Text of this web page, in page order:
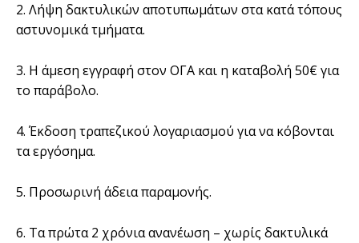
2. Λήψη δακτυλικών αποτυπωμάτων στα κατά τόπους
αστυνομικά τμήματα.
3. Η άμεση εγγραφή στον ΟΓΑ και η καταβολή 50€ για
το παράβολο.
4. Έκδοση τραπεζικού λογαριασμού για να κόβονται
τα εργόσημα.
5. Προσωρινή άδεια παραμονής.
6. Τα πρώτα 2 χρόνια ανανέωση – χωρίς δακτυλικά